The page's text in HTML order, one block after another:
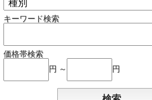
キーワード検索
価格帯検索
円 ～
円